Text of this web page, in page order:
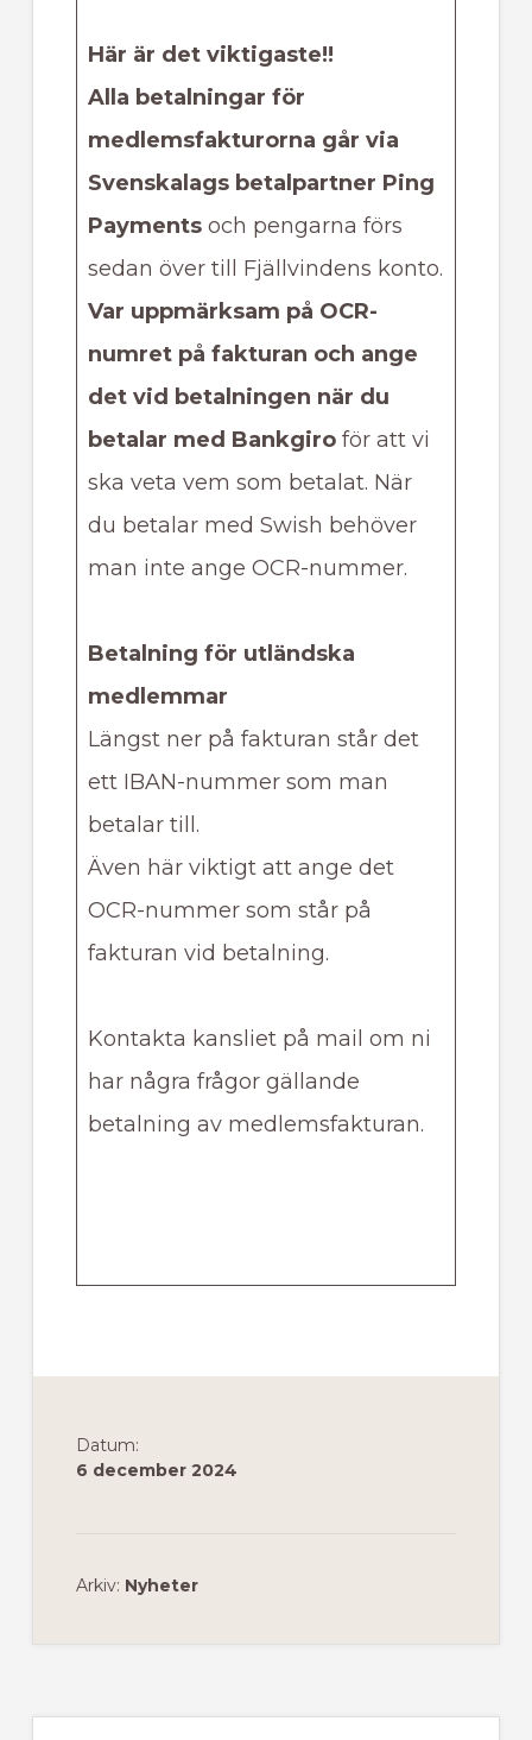
Här är det viktigaste!!
Alla betalningar för
medlemsfakturorna går via
Svenskalags betalpartner Ping
Paymentsoch pengarna förs
sedan över till Fjällvindens konto.
Var uppmärksam på OCR-
numret på fakturan och ange
det vid betalningen när du
betalar med Bankgiroför att vi
ska veta vem som betalat. När
du betalar med Swish behöver
man inte ange OCR-nummer.
Betalning för utländska
medlemmar
Längst ner på fakturan står det
ett IBAN-nummer som man
betalar till.
Även här viktigt att ange det
OCR-nummer som står på
fakturan vid betalning.
Kontakta kansliet på mail om ni
har några frågor gällande
betalning av medlemsfakturan.
Datum:
6 december 2024
Arkiv: Nyheter